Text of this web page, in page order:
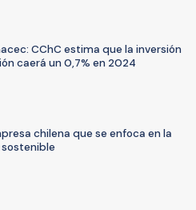
CChC estima que la inversión
caerá un 0,7% en 2024
chilena que se enfoca en la